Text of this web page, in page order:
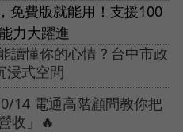
費版就能用！支援100
力大躍進
讀懂你的心情？台中市政
浸式空間
14 電通高階顧問教你把
收」🔥